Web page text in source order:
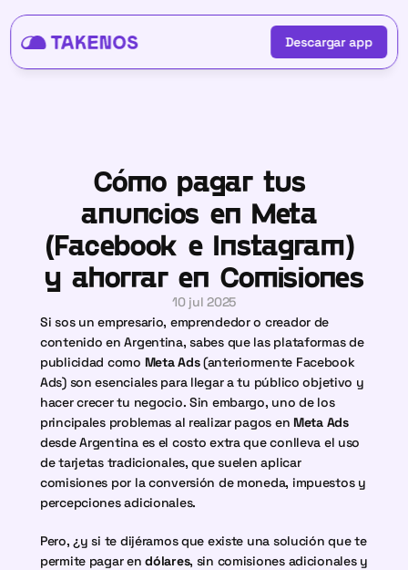
Descargar app
Descargar app
Cómo pagar tus
anuncios en Meta
(Facebook e Instagram)
y ahorrar en Comisiones
10 jul 2025
Si sos un empresario, emprendedor o creador de
contenido en Argentina, sabes que las plataformas de
publicidad como Meta Ads (anteriormente Facebook
Ads) son esenciales para llegar a tu público objetivo y
hacer crecer tu negocio. Sin embargo, uno de los
principales problemas al realizar pagos en Meta Ads
desde Argentina es el costo extra que conlleva el uso
de tarjetas tradicionales, que suelen aplicar
comisiones por la conversión de moneda, impuestos y
percepciones adicionales.
Pero, ¿y si te dijéramos que existe una solución que te
permite pagar en dólares, sin comisiones adicionales y